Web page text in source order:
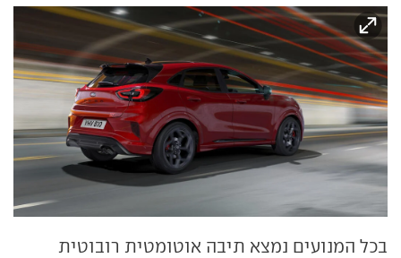
בכל המנועים נמצא תיבה אוטומטית רובוטית